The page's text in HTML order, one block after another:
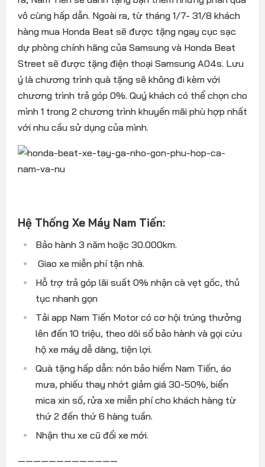
vô cùng hấp dẫn. Ngoài ra, từ tháng 1/7- 31/8 khách
hàng mua Honda Beat sẽ được tặng ngay cục sạc
dự phòng chính hãng của Samsung và Honda Beat
Street sẽ được tặng điện thoại Samsung A04s. Lưu
ý là chương trình quà tặng sẽ không đi kèm với
chương trình trả góp 0%. Quý khách có thể chọn cho
mình 1 trong 2 chương trình khuyến mãi phù hợp nhất
với nhu cầu sử dụng của mình.
Hệ Thống Xe Máy Nam Tiến:
Bảo hành 3 năm hoặc 30.000km.
Giao xe miễn phí tận nhà.
Hỗ trợ trả góp lãi suất 0% nhận cà vẹt gốc, thủ
tục nhanh gọn
Tải app Nam Tiến Motor có cơ hội trúng thưởng
lên đến 10 triệu, theo dõi sổ bảo hành và gọi cứu
hộ xe máy dễ dàng, tiện lợi.
Quà tặng hấp dẫn: nón bảo hiểm Nam Tiến, áo
mưa, phiếu thay nhớt giảm giá 30-50%, biển
mica xin số, rửa xe miễn phí cho khách hàng từ
thứ 2 đến thứ 6 hàng tuần.
Nhận thu xe cũ đổi xe mới.
—————————————